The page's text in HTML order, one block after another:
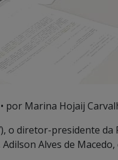
• por Marina Hojaij
o diretor-presidente
Alves de